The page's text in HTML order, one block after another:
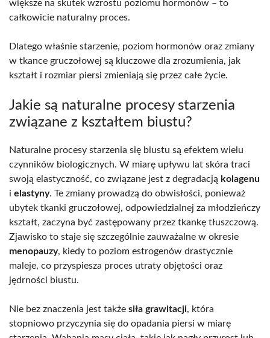
większe na skutek wzrostu poziomu hormonów – to
całkowicie naturalny proces.
Dlatego właśnie starzenie, poziom hormonów oraz zmiany
w tkance gruczołowej są kluczowe dla zrozumienia, jak
kształt i rozmiar piersi zmieniają się przez całe życie.
Jakie są naturalne procesy starzenia
związane z kształtem biustu?
Naturalne procesy starzenia się biustu są efektem wielu
czynników biologicznych. W miarę upływu lat skóra traci
swoją elastyczność, co związane jest z degradacją kolagenu
i elastyny. Te zmiany prowadzą do obwisłości, ponieważ
ubytek tkanki gruczołowej, odpowiedzialnej za młodzieńczy
kształt, zaczyna być zastępowany przez tkankę tłuszczową.
Zjawisko to staje się szczególnie zauważalne w okresie
menopauzy, kiedy to poziom estrogenów drastycznie
maleje, co przyspiesza proces utraty objętości oraz
jędrności biustu.
Nie bez znaczenia jest także siła grawitacji, która
stopniowo przyczynia się do opadania piersi w miarę